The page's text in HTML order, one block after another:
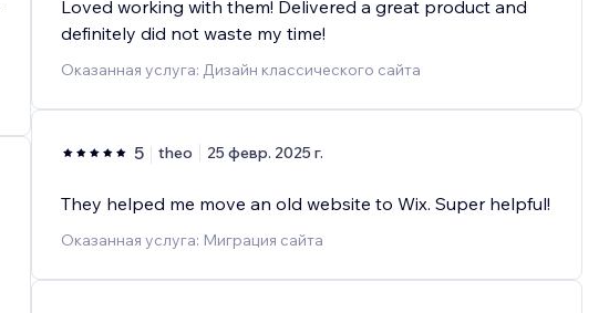
Loved working with them! Delivered a great product and
definitely did not waste my time!
Оказанная услуга: Дизайн классического сайта
5 theo 25 февр. 2025 г.
They helped me move an old website to Wix. Super helpful!
Оказанная услуга: Миграция сайта